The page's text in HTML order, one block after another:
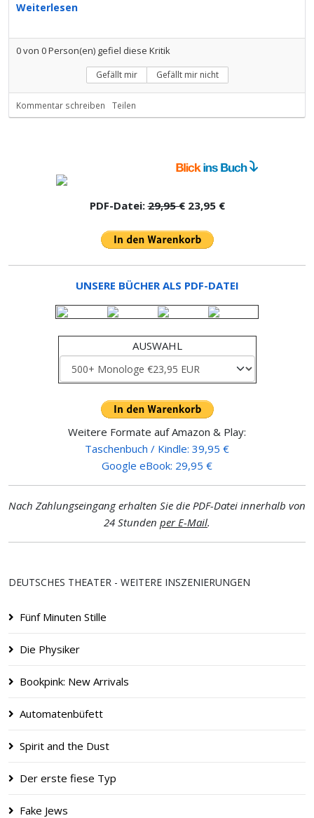
Weiterlesen
0von 0Person(en) gefiel diese Kritik
Gefällt mir Gefällt mir nicht
Kommentar schreiben Teilen
PDF-Datei:29,95 €23,95 €
UNSERE BÜCHER ALS PDF-DATEI
AUSWAHL
Weitere Formate auf Amazon & Play:
Taschenbuch / Kindle: 39,95 €
Google eBook: 29,95 €
Nach Zahlungseingang erhalten Sie die PDF-Datei innerhalb von
24 Stunden per E-Mail.
DEUTSCHES THEATER - WEITERE INSZENIERUNGEN
Fünf Minuten Stille
Die Physiker
Bookpink: New Arrivals
Automatenbüfett
Spirit and the Dust
Der erste fiese Typ
Fake Jews